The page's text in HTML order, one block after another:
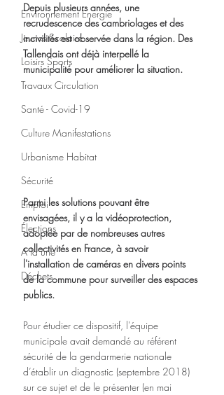
Environnement Energie
Jeunes Scolaire
Loisirs Sports
Travaux Circulation
Santé - Covid-19
Culture Manifestations
Urbanisme Habitat
Sécurité
Emploi
Élections
A la une
Déchets
Depuis plusieurs années, une
recrudescence des cambriolages et des
incivilités est observée dans la région. Des
Tallendais ont déjà interpellé la
municipalité pour améliorer la situation.
Parmi les solutions pouvant être
envisagées, il y a la vidéoprotection,
adoptée par de nombreuses autres
collectivités en France, à savoir
l'installation de caméras en divers points
de la commune pour surveiller des espaces
publics.
Pour étudier ce dispositif, l'équipe
municipale avait demandé au référent
sécurité de la gendarmerie nationale
d’établir un diagnostic (septembre 2018)
sur ce sujet et de le présenter (en mai